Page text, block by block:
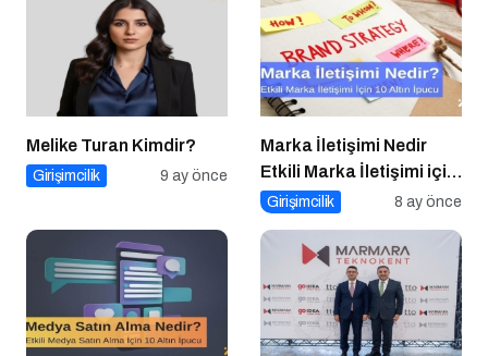
Melike Turan Kimdir?
Girişimcilik 9 ay önce
Marka İletişimi Nedir
Etkili Marka İletişimi için
10 Altın Öneri
Girişimcilik 8 ay önce